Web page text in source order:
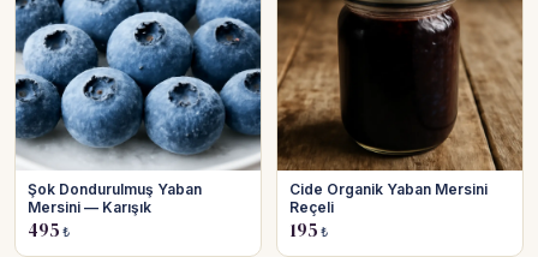
Şok Dondurulmuş Yaban
Mersini — Karışık
495 ₺
Cide Organik Yaban Mersini
Reçeli
195 ₺